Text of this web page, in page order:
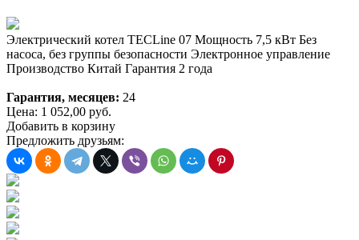
Электрический котел TECLine 07 Мощность 7,5 кВт Без
насоса, без группы безопасности Электронное управление
Производство Китай Гарантия 2 года
Гарантия, месяцев: 24
Цена: 1 052,00 руб.
Добавить в корзину
Предложить друзьям: